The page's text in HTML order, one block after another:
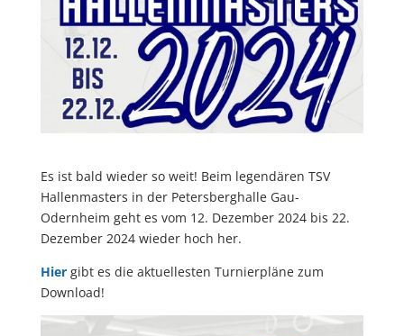
Es ist bald wieder so weit! Beim legendären TSV
Hallenmasters in der Petersberghalle Gau-
Odernheim geht es vom 12. Dezember 2024 bis 22.
Dezember 2024 wieder hoch her.
Hiergibt es die aktuellesten Turnierpläne zum
Download!